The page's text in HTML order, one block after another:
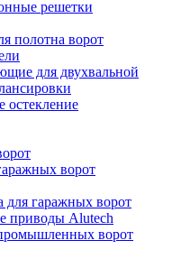
решетки
полотна ворот
для двухвальной
остекление
ворот
для гаражных ворот
приводы Alutech
ворот